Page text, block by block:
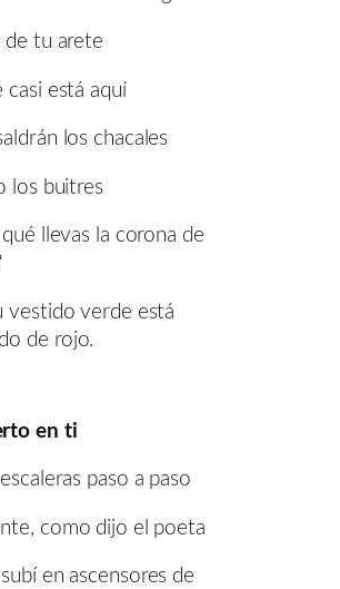
de tu arete
casi está aquí
los chacales
los buitres
llevas la corona de
vestido verde está
de rojo.
en ti
paso a paso
como dijo el poeta
en ascensores de